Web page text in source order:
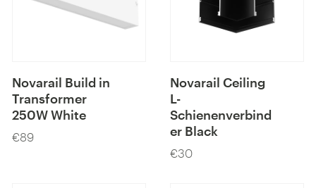
Novarail Build in
Transformer
250W White
Preis
€89
Novarail Ceiling
L-
Schienenverbind
er Black
Preis
€30